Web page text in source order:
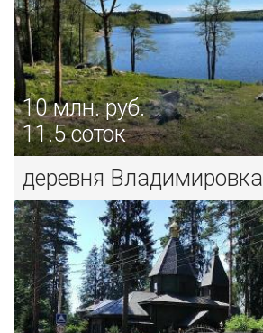
10млн. руб.
11.5 соток
деревня Владимировка